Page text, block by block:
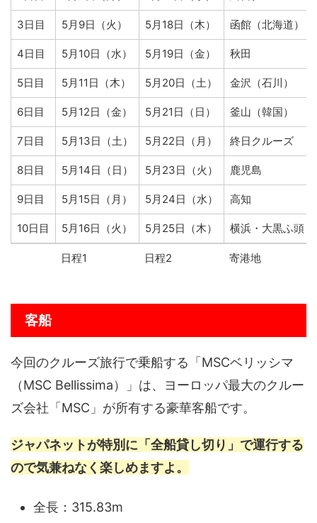
日程1 日程2 寄港地
3日目 5月9日（火） 5月18日（木） 函館（北海道）
4日目 5月10日（水） 5月19日（金） 秋田
5日目 5月11日（木） 5月20日（土） 金沢（石川）
6日目 5月12日（金） 5月21日（日） 釜山（韓国）
7日目 5月13日（土） 5月22日（月） 終日クルーズ
8日目 5月14日（日） 5月23日（火） 鹿児島
9日目 5月15日（月） 5月24日（水） 高知
10日目 5月16日（火） 5月25日（木） 横浜・大黒ふ頭
日程1 日程2 寄港地
客船
今回のクルーズ旅行で乗船する「MSCベリッシマ
（MSC Bellissima）」は、ヨーロッパ最大のクルー
ズ会社「MSC」が所有する豪華客船です。
ジャパネットが特別に「全船貸し切り」で運行する
ので気兼ねなく楽しめますよ。
全長：315.83m